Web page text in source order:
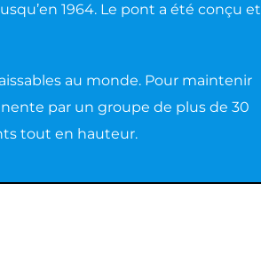
1964. Le pont a été conçu et
au monde. Pour maintenir
par un groupe de plus de 30
tout en hauteur.